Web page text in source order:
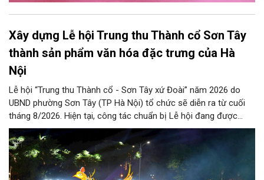
Xây dựng Lễ hội Trung thu Thành cổ Sơn Tây
thành sản phẩm văn hóa đặc trưng của Hà
Nội
Lễ hội “Trung thu Thành cổ - Sơn Tây xứ Đoài” năm 2026 do
UBND phường Sơn Tây (TP Hà Nội) tổ chức sẽ diễn ra từ cuối
tháng 8/2026. Hiện tại, công tác chuẩn bị Lễ hội đang được
chính quyền phường Sơn Tây cùng các phòng, ban, ngành, đơn
vị và 25 tổ dân phố khẩn trương triển khai, tạo khí thế sôi nổi,
sẵn sàng mang đến cho Nhân dân và du khách một mùa Trung
thu quy mô, đặc sắc và giàu bản sắc văn hóa xứ Đoài.